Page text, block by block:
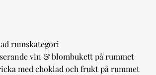
rumskategori
vin & blombukett på rummet
med choklad och frukt på rummet